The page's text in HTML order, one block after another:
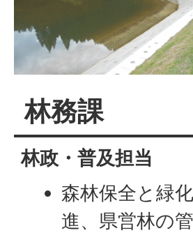
林務課
林政・普及担当
森林保全と緑
進、県営林の